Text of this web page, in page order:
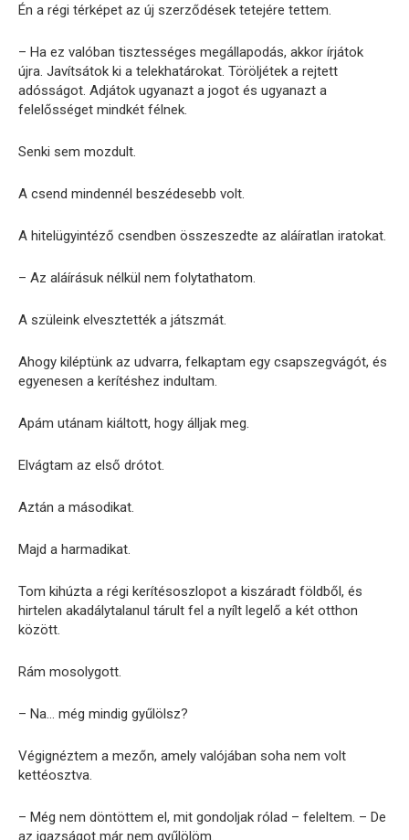
Én a régi térképet az új szerződések tetejére tettem.
– Ha ez valóban tisztességes megállapodás, akkor írjátok
újra. Javítsátok ki a telekhatárokat. Töröljétek a rejtett
adósságot. Adjátok ugyanazt a jogot és ugyanazt a
felelősséget mindkét félnek.
Senki sem mozdult.
A csend mindennél beszédesebb volt.
A hitelügyintéző csendben összeszedte az aláíratlan iratokat.
– Az aláírásuk nélkül nem folytathatom.
A szüleink elvesztették a játszmát.
Ahogy kiléptünk az udvarra, felkaptam egy csapszegvágót, és
egyenesen a kerítéshez indultam.
Apám utánam kiáltott, hogy álljak meg.
Elvágtam az első drótot.
Aztán a másodikat.
Majd a harmadikat.
Tom kihúzta a régi kerítésoszlopot a kiszáradt földből, és
hirtelen akadálytalanul tárult fel a nyílt legelő a két otthon
között.
Rám mosolygott.
– Na… még mindig gyűlölsz?
Végignéztem a mezőn, amely valójában soha nem volt
kettéosztva.
– Még nem döntöttem el, mit gondoljak rólad – feleltem. – De
az igazságot már nem gyűlölöm.